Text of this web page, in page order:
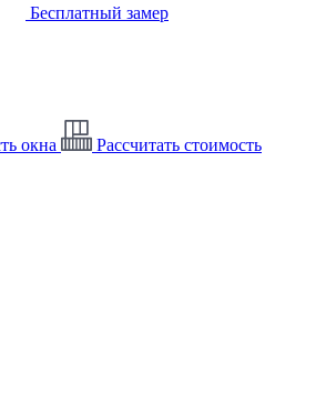
Бесплатный замер
окна
Рассчитать стоимость